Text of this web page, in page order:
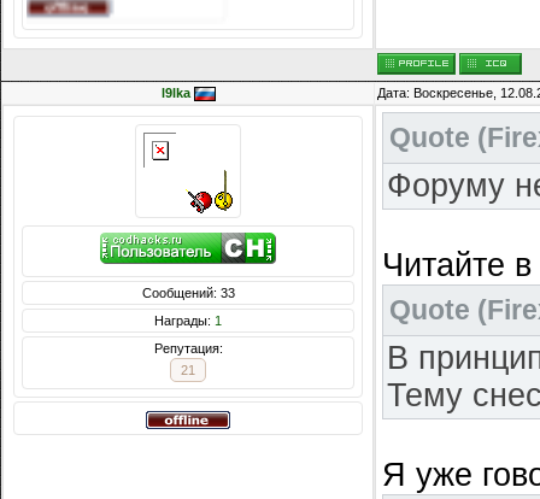
l9lka Дата: Воскресенье,
Сообщений: 33
Награды: 1
Репутация:
21
Quote (
Форуму
Читайте
Quote (
В
Тему
Я уже